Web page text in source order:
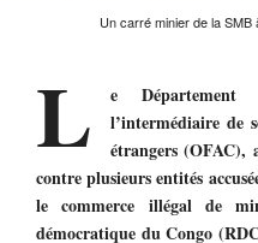
Un carré minier de la
L
e
l’intermédiaire de
étrangers (OFAC),
contre plusieurs entités
le commerce illégal de
démocratique du Congo